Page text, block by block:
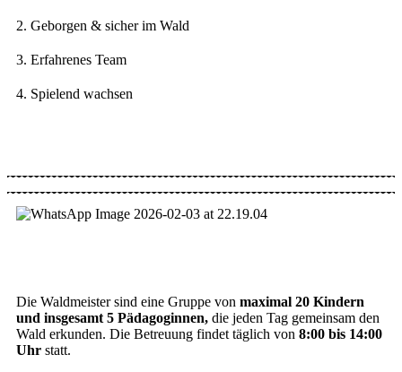
2. Geborgen & sicher im Wald
3. Erfahrenes Team
4. Spielend wachsen
Die Waldmeister sind eine Gruppe von maximal 20 Kindern
und insgesamt 5 Pädagoginnen, die jeden Tag gemeinsam den
Wald erkunden. Die Betreuung findet täglich von 8:00 bis 14:00
Uhr statt.